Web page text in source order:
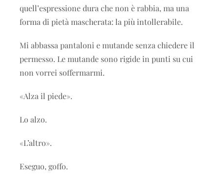
quell’espressione dura che non è rabbia, ma una
forma di pietà mascherata: la più intollerabile.
Mi abbassa pantaloni e mutande senza chiedere il
permesso. Le mutande sono rigide in punti su cui
non vorrei soffermarmi.
«Alza il piede».
Lo alzo.
«L’altro».
Eseguo, goffo.